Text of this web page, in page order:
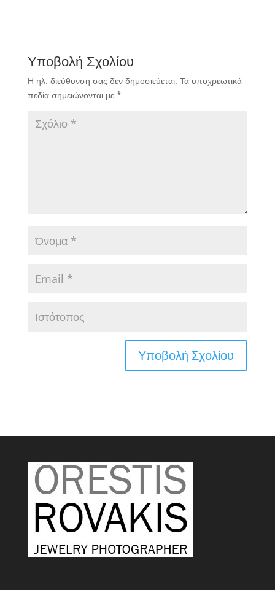
Υποβολή Σχολίου
Η ηλ. διεύθυνση σας δεν δημοσιεύεται. Τα υποχρεωτικά
πεδία σημειώνονται με *